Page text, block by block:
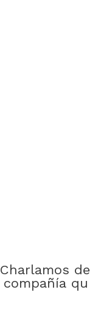
Charlamos de
compañía qu